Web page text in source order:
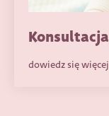
dowiedz się więcej